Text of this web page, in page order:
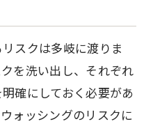
スクは多岐に渡りま
を洗い出し、それぞれ
確にしておく必要があ
ォッシングのリスクに